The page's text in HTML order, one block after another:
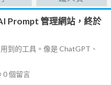
Prompt 管理網站，終於
到的工具。像是 ChatGPT、
0個留言